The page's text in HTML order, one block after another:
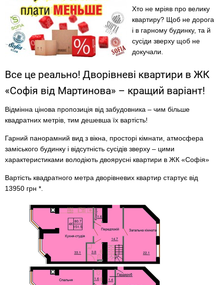
Хто не мріяв про велику
квартиру? Щоб не дорога
і в гарному будинку, та й
сусіди зверху щоб не
докучали.
Все це реально! Дворівневі квартири в ЖК
«Софія від Мартинова» – кращий варіант!
Відмінна цінова пропозиція від забудовника – чим більше
квадратних метрів, тим дешевша їх вартість!
Гарний панорамний вид з вікна, просторі кімнати, атмосфера
заміського будинку і відсутність сусідів зверху – цими
характеристиками володіють двоярусні квартири в ЖК «Софія»
Вартість квадратного метра дворівневих квартир стартує від
13950 грн *.